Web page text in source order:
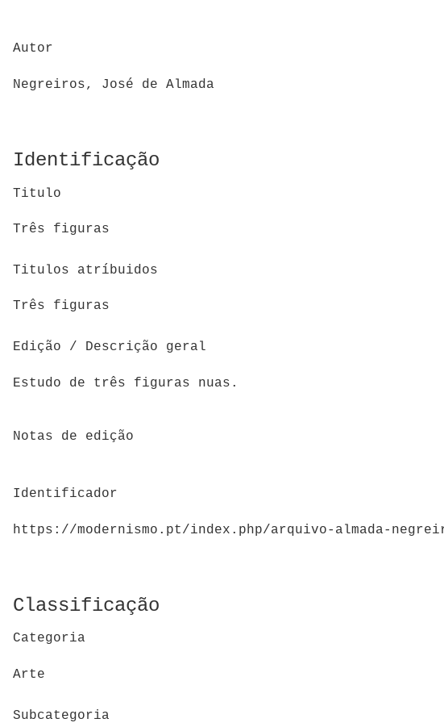
Autor
Negreiros, José de Almada
Identificação
Titulo
Três figuras
Titulos atríbuidos
Três figuras
Edição / Descrição geral
Estudo de três figuras nuas.
Notas de edição
Identificador
https://modernismo.pt/index.php/arquivo-almada-
Classificação
Categoria
Arte
Subcategoria